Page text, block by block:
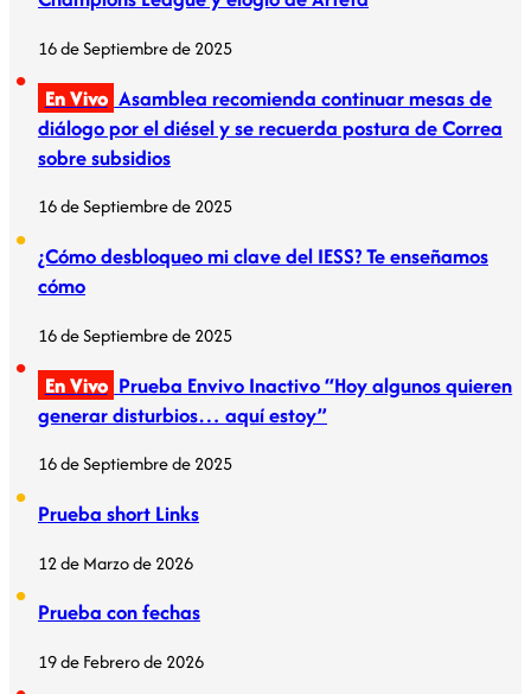
16 de Septiembre de 2025
En Vivo Asamblea recomienda continuar mesas de
diálogo por el diésel y se recuerda postura de Correa
sobre subsidios
16 de Septiembre de 2025
¿Cómo desbloqueo mi clave del IESS? Te enseñamos
cómo
16 de Septiembre de 2025
En Vivo Prueba Envivo Inactivo “Hoy algunos quieren
generar disturbios… aquí estoy”
16 de Septiembre de 2025
Prueba short Links
12 de Marzo de 2026
Prueba con fechas
19 de Febrero de 2026